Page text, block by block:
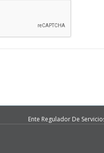
Ente Regulador De